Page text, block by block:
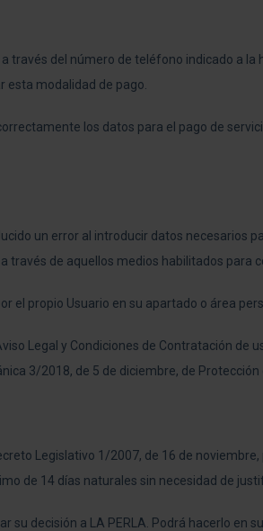
través del número de teléfono indicado a
esta modalidad de pago.
los datos para el pago de
un error al introducir datos
través de aquellos medios habilitados para
el propio Usuario en su apartado o área
Legal y Condiciones de Contratación
3/2018, de 5 de diciembre, de Protección
Legislativo 1/2007, de 16 de
de 14 días naturales sin necesidad de
su decisión a LA PERLA. Podrá hacerlo